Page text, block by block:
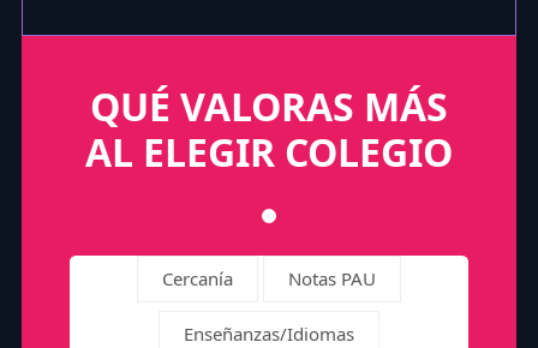
QUÉ VALORAS MÁS
AL ELEGIR COLEGIO
Cercanía Notas PAU
Enseñanzas/Idiomas